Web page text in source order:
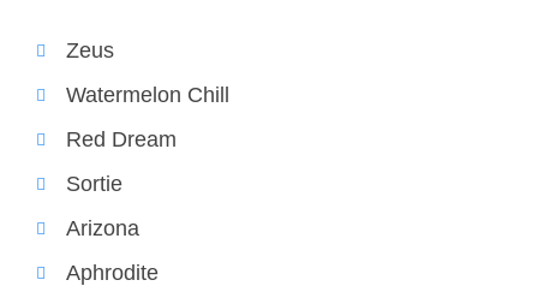
Zeus
Watermelon Chill
Red Dream
Sortie
Arizona
Aphrodite